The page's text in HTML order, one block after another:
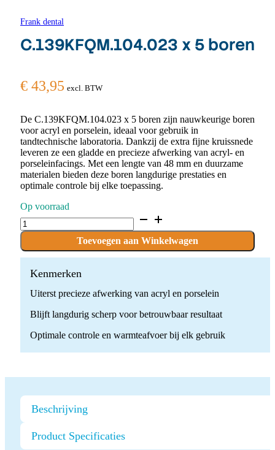
Frank dental
C.139KFQM.104.023 x 5 boren
€ 43,95 excl. BTW
De C.139KFQM.104.023 x 5 boren zijn nauwkeurige boren
voor acryl en porselein, ideaal voor gebruik in
tandtechnische laboratoria. Dankzij de extra fijne kruissnede
leveren ze een gladde en precieze afwerking van acryl- en
porseleinfacings. Met een lengte van 48 mm en duurzame
materialen bieden deze boren langdurige prestaties en
optimale controle bij elke toepassing.
Op voorraad
C.139KFQM.104.023
x
boren
quantity
Toevoegen aan Winkelwagen
Kenmerken
Uiterst precieze afwerking van acryl en porselein
Blijft langdurig scherp voor betrouwbaar resultaat
Optimale controle en warmteafvoer bij elk gebruik
Beschrijving
Product Specificaties